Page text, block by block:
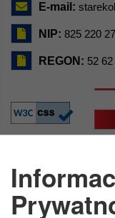
E-mail:
NIP: 825 220
REGON: 52 62
GODZINY
Pon 7:30 - 15:30